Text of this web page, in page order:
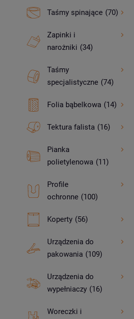
Taśmy spinające (70)
Zapinki i
narożniki (34)
Taśmy
specjalistyczne (74)
Folia bąbelkowa (14)
Tektura falista (16)
Pianka
polietylenowa (11)
Profile
ochronne (100)
Koperty (56)
Urządzenia do
pakowania (109)
Urządzenia do
wypełniaczy (16)
Woreczki i